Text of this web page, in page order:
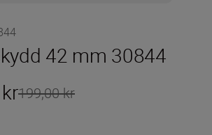
42 mm 30844
199,00 kr